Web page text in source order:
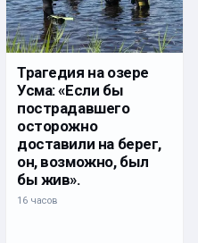
Трагедия на озере
Усма: «Если бы
пострадавшего
осторожно
доставили на берег,
он, возможно, был
бы жив».
16 часов